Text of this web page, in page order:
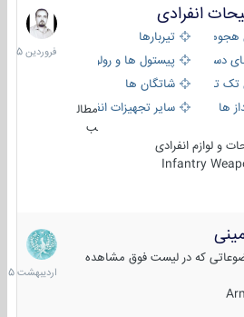
انفرادی
تیربارها
پیستول ها و رولورها
اندازیشاتگان ها
سایر تجهیزات انفرادی
مطال
ب
و لوازم انفرادی
Infantry
17
فروردین
1405
که در لیست فوق مشاهده
27
1405